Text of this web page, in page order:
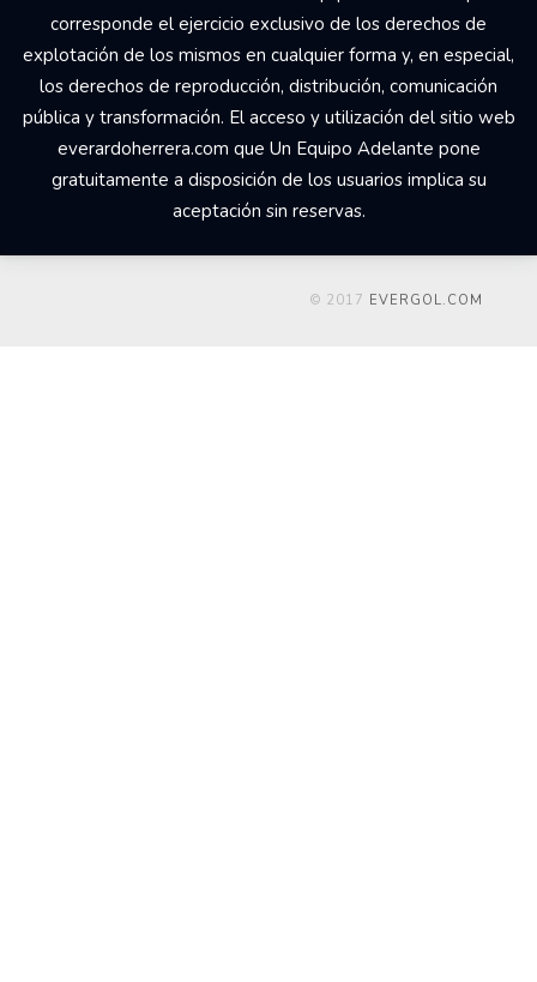
corresponde el ejercicio exclusivo de los derechos de
explotación de los mismos en cualquier forma y, en especial,
los derechos de reproducción, distribución, comunicación
pública y transformación. El acceso y utilización del sitio web
everardoherrera.com que Un Equipo Adelante pone
gratuitamente a disposición de los usuarios implica su
aceptación sin reservas.
© 2017 EVERGOL.COM